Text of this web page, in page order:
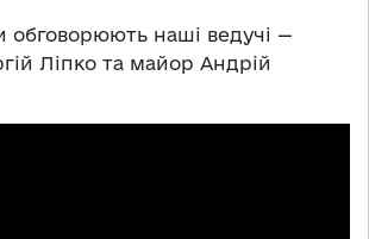
обговорюють наші ведучі —
Ліпко та майор Андрій